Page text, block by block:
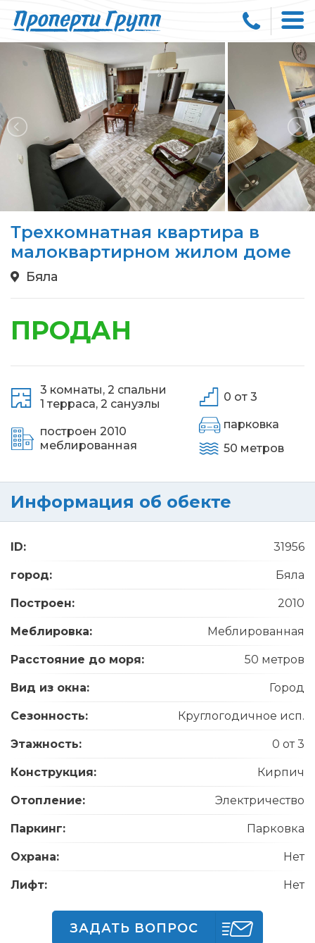
Трехкомнатная квартира в
малоквартирном жилом доме
Бяла
ПРОДАН
3 комнаты, 2 спальни
1 терраса, 2 санузлы
построен 2010
меблированная
0 от 3
парковка
50 метров
Информация об обекте
ID: 31956
город: Бяла
Построен: 2010
Меблировка: Меблированная
Расстояние до моря: 50 метров
Вид из окна: Город
Сезонность: Круглогодичное исп.
Этажность: 0 от 3
Конструкция: Кирпич
Отопление: Электричество
Паркинг: Парковка
Охрана: Нет
Лифт: Нет
ЗАДАТЬ ВОПРОС